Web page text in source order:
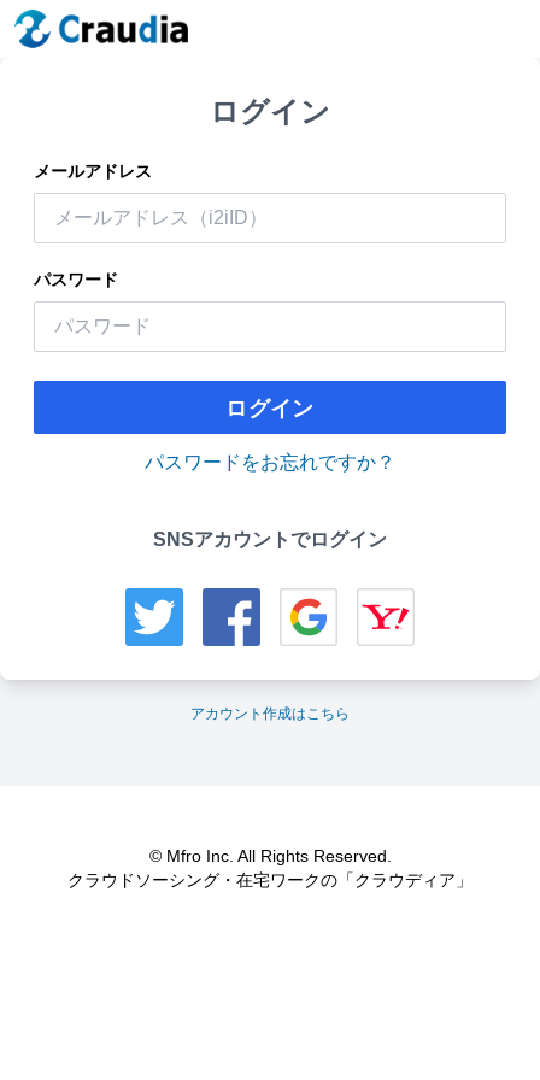
ログイン
メールアドレス
パスワード
ログイン
パスワードをお忘れですか？
SNSアカウントでログイン
アカウント作成はこちら
© Mfro Inc. All Rights Reserved.
クラウドソーシング・在宅ワークの「クラウディア」